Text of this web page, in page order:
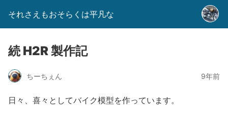
それさえもおそらくは平凡な
続 H2R 製作記
ちーちぇん 9年前
日々、喜々としてバイク模型を作っています。